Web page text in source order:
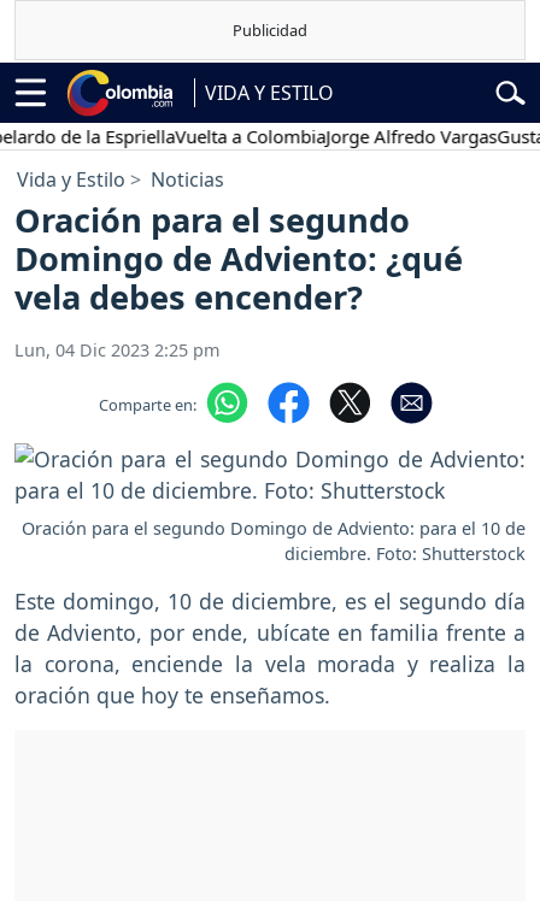
VIDA Y ESTILO
la EspriellaVuelta a ColombiaJorge Alfredo VargasGustavo
Vida y Estilo Noticias
Oración para el segundo
Domingo de Adviento: ¿qué
vela debes encender?
Lun, 04 Dic 2023 2:25 pm
Comparte en:
Oración para el segundo Domingo de Adviento: para el 10 de
diciembre. Foto: Shutterstock
Este domingo, 10 de diciembre, es el segundo día
de Adviento, por ende, ubícate en familia frente a
la corona, enciende la vela morada y realiza la
oración que hoy te enseñamos.